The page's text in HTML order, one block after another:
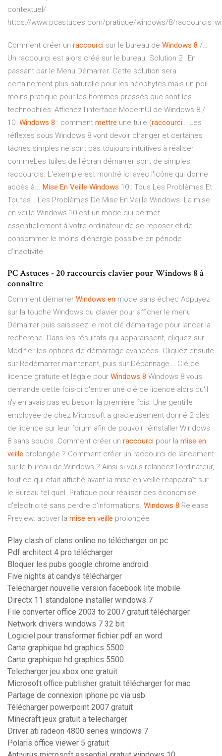
contextuel/
https://www.pcastuces.com/pratique/windows/8/
Comment créer un raccourci sur le bureau de Windows 8 /…
Un raccourci est alors créé sur le bureau. Solution 2 : En
passant par le Menu Démarrer. Cette solution sera
certainement plus naturelle pour les néophytes mais un poil
moins pratique pour les hommes pressés que sont les
technophiles: Affichez l’interface ModernUI de Windows 8 /
10. Windows 8 : comment mettre une tuile (raccourci… Les
réflexes sous Windows 8 vont devoir changer et certaines
tâches simples ne sont pas toujours intuitives à réaliser
commeLes tuiles de l'écran démarrer sont de simples
raccourcis. L'exemple est montré ici avec l'icône qui donne
accès à... Mise En Veille Windows 10 : Tous Les Problèmes Et
Toutes… Les Problèmes De Mise En Veille Windows. La mise
en veille Windows 10 est un mode qui permet
essentiellement à votre ordinateur de se reposer et de
consommer le moins d’énergie possible en période
d’inactivité.
PC Astuces - 20 raccourcis clavier pour Windows 8 à
connaître
Comment démarrer Windows en mode sans échec Appuyez
sur la touche Windows du clavier pour afficher le menu
Démarrer puis saisissez le mot clé démarrage pour lancer la
recherche. Dans les résultats qui apparaissent, cliquez sur
Modifier les options de démarrage avancées. Cliquez ensuite
sur Redémarrer maintenant, puis sur Dépannage... Clé de
licence gratuite et légale pour Windows 8 Windows 8 vous
demande cette fois-ci d'entrer une clé de licence alors qu'il
n'y en avais pas eu besoin la première fois. Une gentille
employée de chez Microsoft a gracieusement donné 2 clés
de licence sur leur forum afin de pouvoir réinstaller Windows
8 sans soucis. Comment créer un raccourci pour la mise en
veille prolongée ? Comment créer un raccourci de lancement
sur le bureau de Windows ? Ainsi si vous relancez l'ordinateur,
tout ce qui était affiché avant la mise en veille réapparaît sur
le Bureau tel quel. Pratique pour réaliser des économise
d'électricité sans perdre d'informations. Windows 8 Release
Preview: activer la mise en veille prolongée
Play clash of clans online no télécharger on pc
Pdf architect 4 pro télécharger
Bloquer les pubs google chrome android
Five nights at candys télécharger
Telecharger nouvelle version facebook lite mobile
Directx 11 standalone installer windows 7
File converter office 2003 to 2007 gratuit télécharger
Network drivers windows 7 32 bit
Logiciel pour transformer fichier pdf en word
Carte graphique hd graphics 5500
Carte graphique hd graphics 5500
Telecharger jeu xbox one gratuit
Microsoft office publisher gratuit télécharger for mac
Partage de connexion iphone pc via usb
Télécharger powerpoint 2007 gratuit
Minecraft jeux gratuit a telecharger
Driver ati radeon 4800 series windows 7
Polaris office viewer 5 gratuit